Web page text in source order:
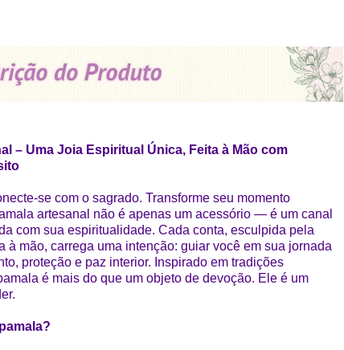
– Uma Joia Espiritual Única, Feita à Mão com
se com o sagrado. Transforme seu momento
artesanal não é apenas um acessório — é um canal
com sua espiritualidade. Cada conta, esculpida pela
à mão, carrega uma intenção: guiar você em sua jornada
proteção e paz interior. Inspirado em tradições
é mais do que um objeto de devoção. Ele é um